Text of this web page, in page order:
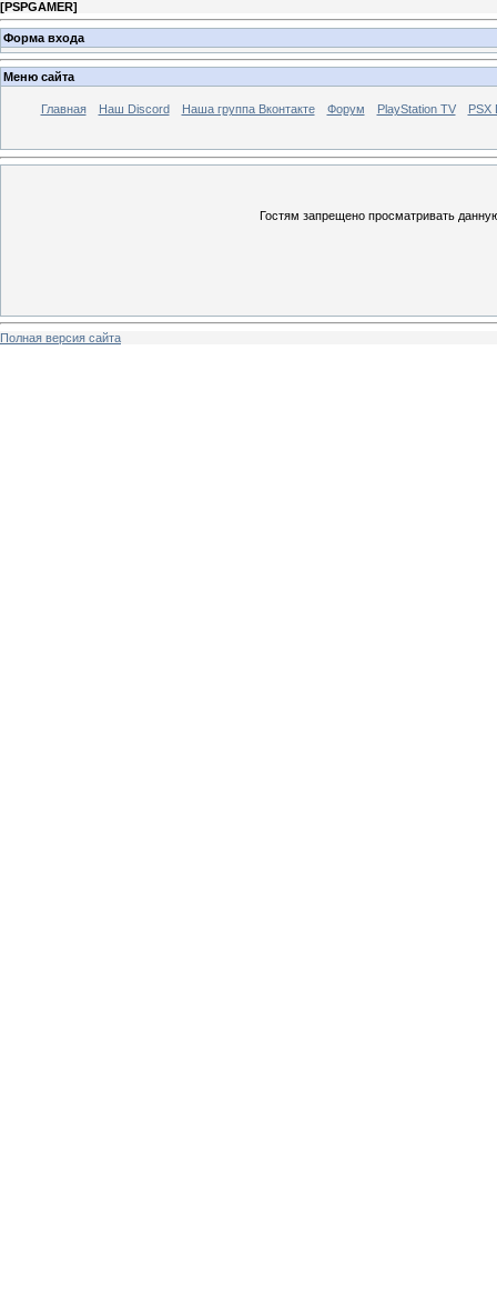
[PSPGAMER]
Форма входа
Меню сайта
Главная Наш Discord Наша группа Вконтакте Форум PlayStation TV PSX
Гостям запрещено просматривать
Полная версия сайта